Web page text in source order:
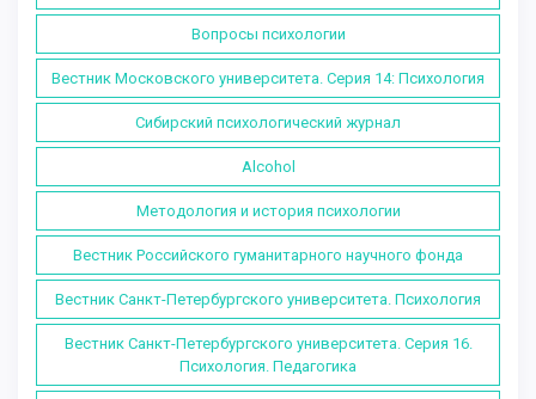
Вопросы психологии
Вестник Московского университета. Серия 14: Психология
Сибирский психологический журнал
Alcohol
Методология и история психологии
Вестник Российского гуманитарного научного фонда
Вестник Санкт-Петербургского университета. Психология
Вестник Санкт-Петербургского университета. Серия 16.
Психология. Педагогика